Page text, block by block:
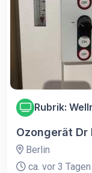
Rubrik:
Ozongerät
Berlin
ca. vor 3 Tagen